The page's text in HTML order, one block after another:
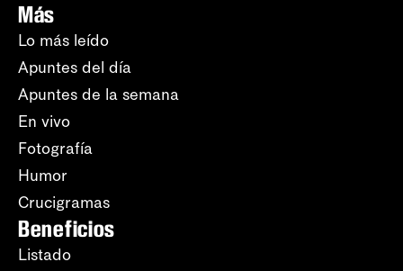
Más
Lo más leído
Apuntes del día
Apuntes de la semana
En vivo
Fotografía
Humor
Crucigramas
Beneficios
Listado